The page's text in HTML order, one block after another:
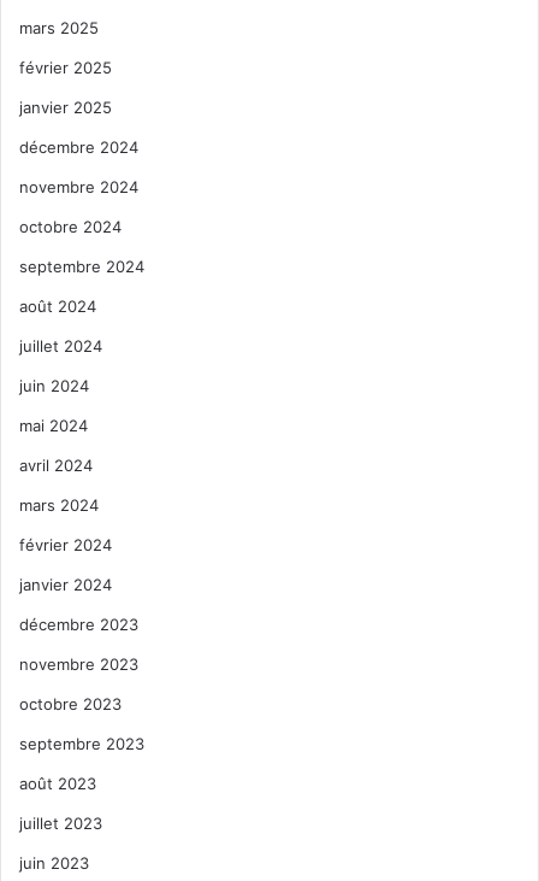
mars 2025
février 2025
janvier 2025
décembre 2024
novembre 2024
octobre 2024
septembre 2024
août 2024
juillet 2024
juin 2024
mai 2024
avril 2024
mars 2024
février 2024
janvier 2024
décembre 2023
novembre 2023
octobre 2023
septembre 2023
août 2023
juillet 2023
juin 2023